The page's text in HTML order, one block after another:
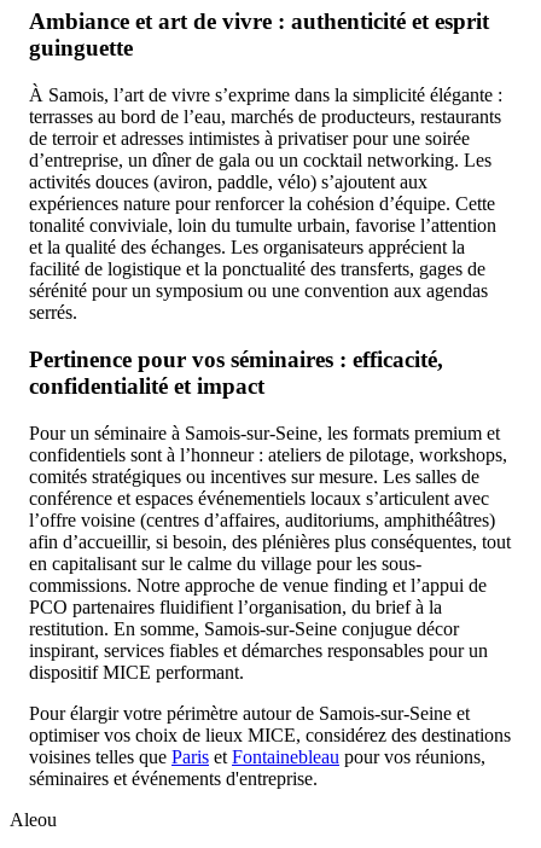
Ambiance et art de vivre : authenticité et esprit
guinguette
À Samois, l’art de vivre s’exprime dans la simplicité élégante :
terrasses au bord de l’eau, marchés de producteurs, restaurants
de terroir et adresses intimistes à privatiser pour une soirée
d’entreprise, un dîner de gala ou un cocktail networking. Les
activités douces (aviron, paddle, vélo) s’ajoutent aux
expériences nature pour renforcer la cohésion d’équipe. Cette
tonalité conviviale, loin du tumulte urbain, favorise l’attention
et la qualité des échanges. Les organisateurs apprécient la
facilité de logistique et la ponctualité des transferts, gages de
sérénité pour un symposium ou une convention aux agendas
serrés.
Pertinence pour vos séminaires : efficacité,
confidentialité et impact
Pour un séminaire à Samois-sur-Seine, les formats premium et
confidentiels sont à l’honneur : ateliers de pilotage, workshops,
comités stratégiques ou incentives sur mesure. Les salles de
conférence et espaces événementiels locaux s’articulent avec
l’offre voisine (centres d’affaires, auditoriums, amphithéâtres)
afin d’accueillir, si besoin, des plénières plus conséquentes, tout
en capitalisant sur le calme du village pour les sous-
commissions. Notre approche de venue finding et l’appui de
PCO partenaires fluidifient l’organisation, du brief à la
restitution. En somme, Samois-sur-Seine conjugue décor
inspirant, services fiables et démarches responsables pour un
dispositif MICE performant.
Pour élargir votre périmètre autour de Samois-sur-Seine et
optimiser vos choix de lieux MICE, considérez des destinations
voisines telles que Paris et Fontainebleau pour vos réunions,
séminaires et événements d'entreprise.
Aleou